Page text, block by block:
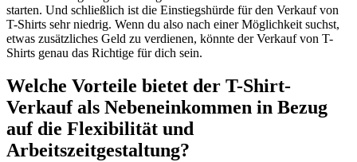
starten. Und schließlich ist die Einstiegshürde für den Verkauf von
T-Shirts sehr niedrig. Wenn du also nach einer Möglichkeit suchst,
etwas zusätzliches Geld zu verdienen, könnte der Verkauf von T-
Shirts genau das Richtige für dich sein.
Welche Vorteile bietet der T-Shirt-
Verkauf als Nebeneinkommen in ‍Bezug
auf die⁢ Flexibilität und
Arbeitszeitgestaltung?